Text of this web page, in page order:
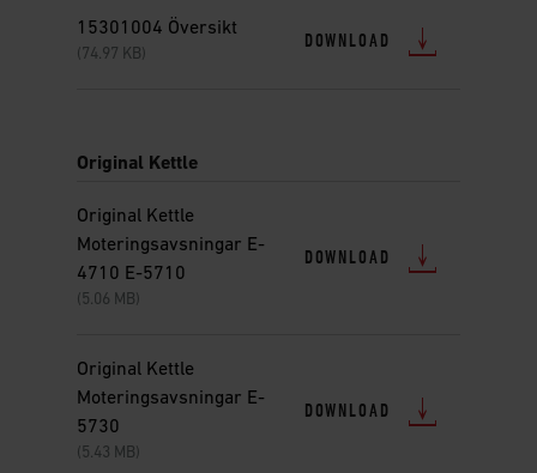
15301004 Översikt
(74.97 KB)
DOWNLOAD
Original Kettle
Original Kettle
Moteringsavsningar E-
4710 E-5710
(5.06 MB)
DOWNLOAD
Original Kettle
Moteringsavsningar E-
5730
(5.43 MB)
DOWNLOAD